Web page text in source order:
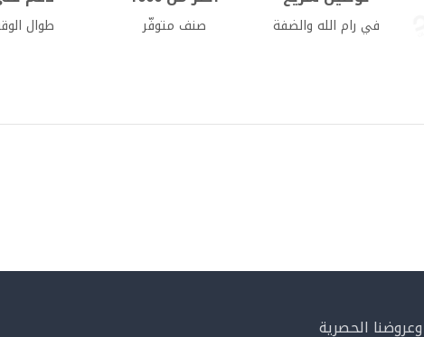
في رام الله والضفة صنف متوفّر طوال
الحصرية